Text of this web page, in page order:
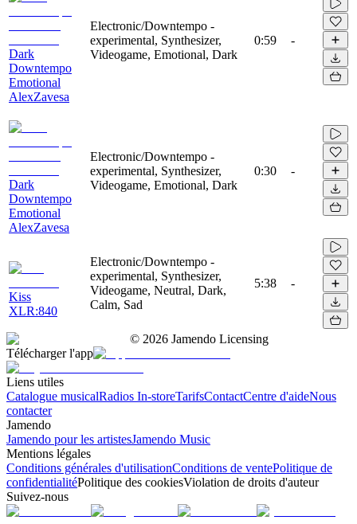
Dark
Downtempo
Emotional
AlexZavesa
Electronic/Downtempo -
experimental, Synthesizer,
Videogame, Emotional, Dark
0:59 -
Dark
Downtempo
Emotional
AlexZavesa
Electronic/Downtempo -
experimental, Synthesizer,
Videogame, Emotional, Dark
0:30 -
Kiss
XLR:840
Electronic/Downtempo -
experimental, Synthesizer,
Videogame, Neutral, Dark,
Calm, Sad
5:38 -
© 2026 Jamendo Licensing
Télécharger l'app
Liens utiles
Catalogue musicalRadios In-storeTarifsContactCentre d'aideNous
contacter
Jamendo
Jamendo pour les artistesJamendo Music
Mentions légales
Conditions générales d'utilisationConditions de ventePolitique de
confidentialitéPolitique des cookiesViolation de droits d'auteur
Suivez-nous